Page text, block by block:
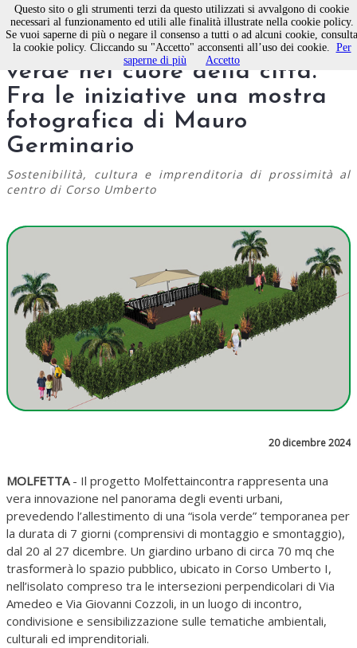
Molfettaincontra, l'Isola
verde nel cuore della città.
Fra le iniziative una mostra
fotografica di Mauro
Germinario
Sostenibilità, cultura e imprenditoria di prossimità al
centro di Corso Umberto
20 dicembre 2024
MOLFETTA- Il progetto Molfettaincontra rappresenta una
vera innovazione nel panorama degli eventi urbani,
prevedendo l’allestimento di una “isola verde” temporanea per
la durata di 7 giorni (comprensivi di montaggio e smontaggio),
dal 20 al 27 dicembre. Un giardino urbano di circa 70 mq che
trasformerà lo spazio pubblico, ubicato in Corso Umberto I,
nell’isolato compreso tra le intersezioni perpendicolari di Via
Amedeo e Via Giovanni Cozzoli, in un luogo di incontro,
condivisione e sensibilizzazione sulle tematiche ambientali,
culturali ed imprenditoriali.
Questo sito o gli strumenti terzi da questo utilizzati si avvalgono di cookie
necessari al funzionamento ed utili alle finalità illustrate nella cookie policy.
Se vuoi saperne di più o negare il consenso a tutti o ad alcuni cookie, consulta
la cookie policy. Cliccando su "Accetto" acconsenti all’uso dei cookie. Per
saperne di più
Accetto